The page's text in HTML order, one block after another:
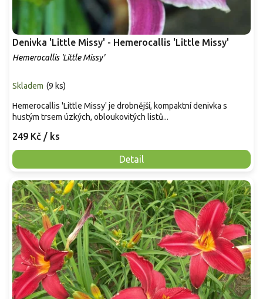
Denivka 'Little Missy' - Hemerocallis 'Little Missy'
Hemerocallis 'Little Missy'
Skladem (9 ks)
249 Kč / ks
Detail
Hemerocallis 'Little Missy' je drobnější, kompaktní denivka s
hustým trsem úzkých, obloukovitých listů...